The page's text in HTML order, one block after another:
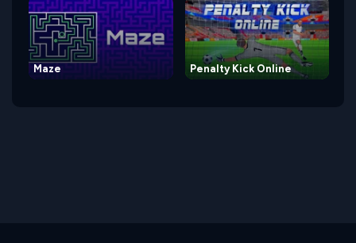
Maze Penalty Kick Online